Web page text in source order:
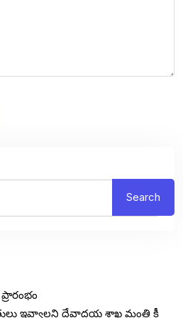
Search
ఇవ్వాలని దేవాదయ శాఖ మంత్రి కీ